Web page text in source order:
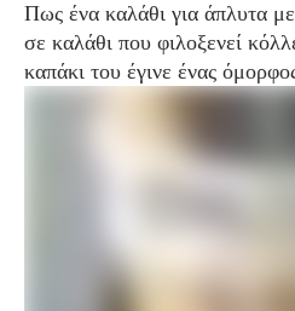
Πως ένα καλάθι για άπλυτα
σε καλάθι που φιλοξενεί
καπάκι του έγινε ένας